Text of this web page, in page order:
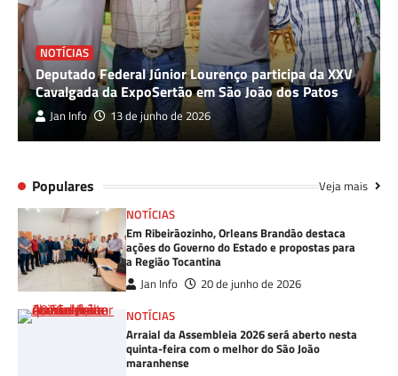
NOTÍCIAS
Deputado Federal Júnior Lourenço participa da XXV
Cavalgada da ExpoSertão em São João dos Patos
Jan Info 13 de junho de 2026
Populares Veja mais
NOTÍCIAS
Em Ribeirãozinho, Orleans Brandão destaca
ações do Governo do Estado e propostas para
a Região Tocantina
Jan Info
20 de junho de 2026
NOTÍCIAS
Arraial da Assembleia 2026 será aberto nesta
quinta-feira com o melhor do São João
maranhense